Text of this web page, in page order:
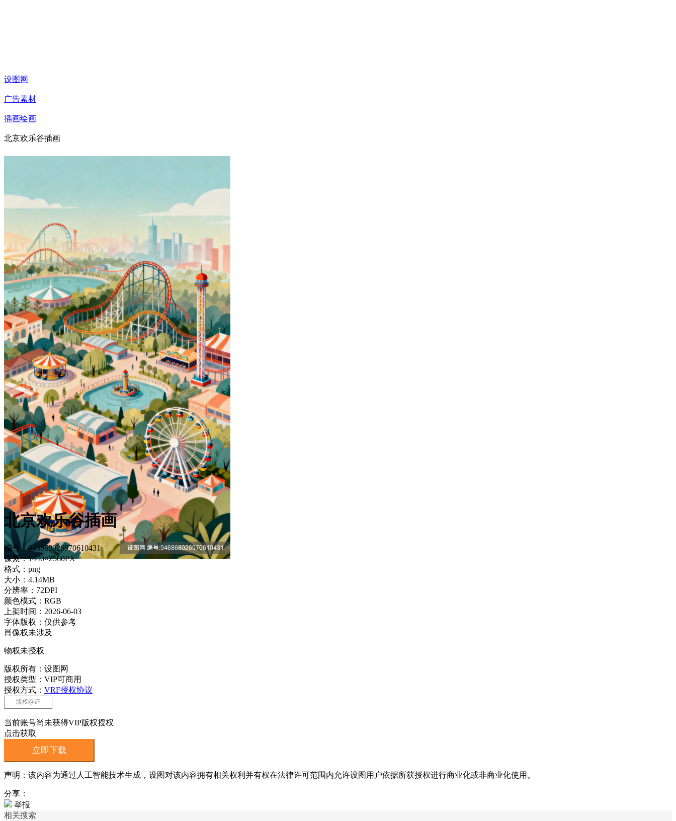
设图网
广告素材
插画绘画
北京欢乐谷插画
北京欢乐谷插画
编号：946868026970610431
像素：1440×2560PX
格式：png
大小：4.14MB
分辨率：72DPI
颜色模式：RGB
上架时间：2026-06-03
字体版权：仅供参考
肖像权未涉及
物权未授权
版权所有：设图网
授权类型：VIP可商用
授权方式： VRF授权协议
版权存证
当前账号尚未获得VIP版权授权
点击获取
立即下载
声明：该内容为通过人工智能技术生成，设图对该内容拥有相关权利并有权在法律许可范围内允许设图用户依据所获授权进行商业化或非商业化使用。
分享：
举报
相关搜索